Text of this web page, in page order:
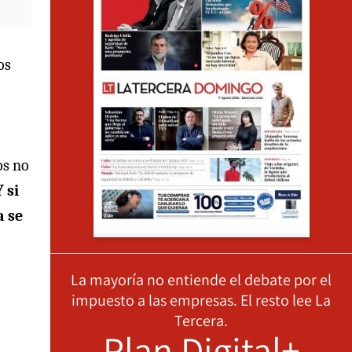
no
si
se
La mayoría no entiende el debate por el
impuesto a las empresas. El resto lee La
Tercera.